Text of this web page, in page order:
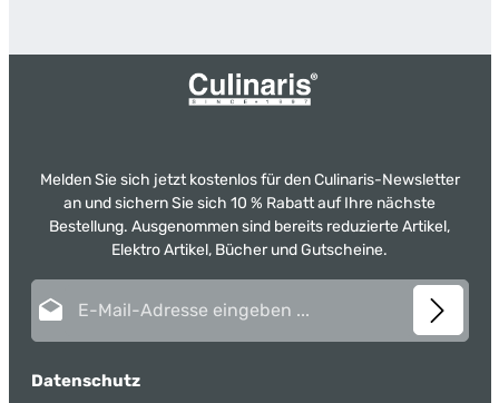
Melden Sie sich jetzt kostenlos für den Culinaris-Newsletter
an und sichern Sie sich 10 % Rabatt auf Ihre nächste
Bestellung. Ausgenommen sind bereits reduzierte Artikel,
Elektro Artikel, Bücher und Gutscheine.
Datenschutz